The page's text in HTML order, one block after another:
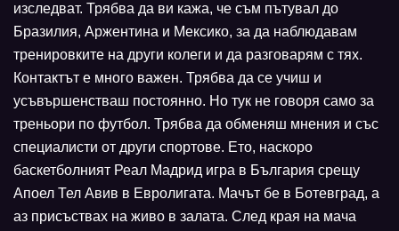
изследват. Трябва да ви кажа, че съм пътувал до
Бразилия, Аржентина и Мексико, за да наблюдавам
тренировките на други колеги и да разговарям с тях.
Контактът е много важен. Трябва да се учиш и
усъвършенстваш постоянно. Но тук не говоря само за
треньори по футбол. Трябва да обменяш мнения и със
специалисти от други спортове. Ето, наскоро
баскетболният Реал Мадрид игра в България срещу
Апоел Тел Авив в Евролигата. Мачът бе в Ботевград, а
аз присъствах на живо в залата. След края на мача